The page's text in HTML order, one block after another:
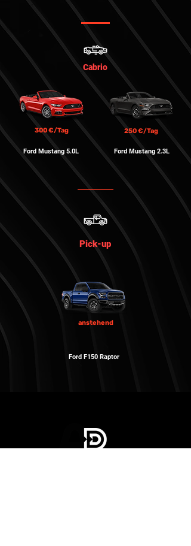
Cabrio
300 €/Tag
Ford Mustang 5.0L
250 €/Tag
Ford Mustang 2.3L
Pick-up
anstehend
Ford F150 Raptor